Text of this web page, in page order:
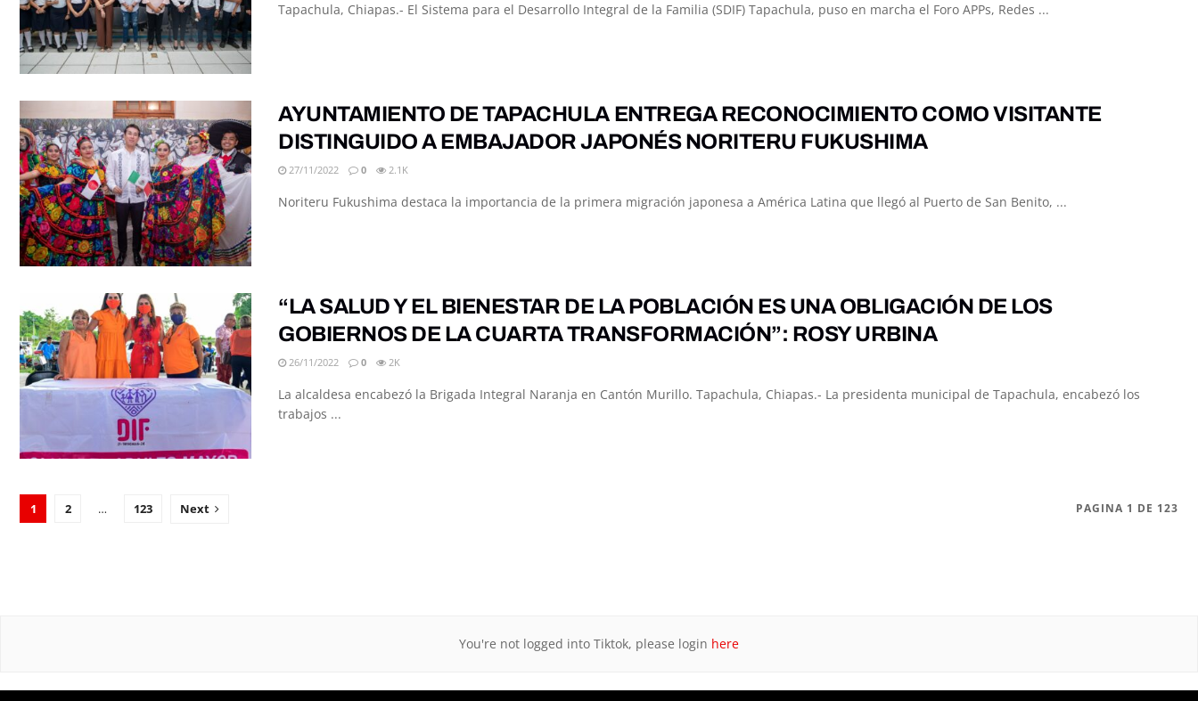
Tapachula, Chiapas.- El Sistema para el Desarrollo Integral de la Familia (SDIF) Tapachula, puso en marcha el Foro APPs, Redes ...
AYUNTAMIENTO DE TAPACHULA ENTREGA RECONOCIMIENTO COMO VISITANTE
DISTINGUIDO A EMBAJADOR JAPONÉS NORITERU FUKUSHIMA
27/11/2022 0 2.1K
Noriteru Fukushima destaca la importancia de la primera migración japonesa a América Latina que llegó al Puerto de San Benito, ...
“LA SALUD Y EL BIENESTAR DE LA POBLACIÓN ES UNA OBLIGACIÓN DE LOS
GOBIERNOS DE LA CUARTA TRANSFORMACIÓN”: ROSY URBINA
26/11/2022 0 2K
La alcaldesa encabezó la Brigada Integral Naranja en Cantón Murillo. Tapachula, Chiapas.- La presidenta municipal de Tapachula, encabezó los
trabajos ...
PAGINA 1 DE 123
1 2 … 123 Next
You're not logged into Tiktok, please login here